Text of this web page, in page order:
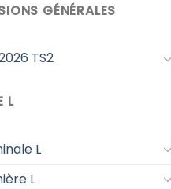
GÉNÉRALES
TS2
L
L
L